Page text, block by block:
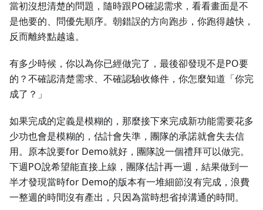
當初沒想清楚的問題，隨時跟PO確認需求，看看畫面是不
是他要的、問優先順序。朝錯誤的方向跑步，你跑得越快，
反而離終點越遠。
有多少時候，你以為你已經做完了，最後卻發現不是PO要
的？不確認清楚需求、不確認驗收條件，你怎麼知道「你完
成了？」
如果完成的定義是模糊的，那麼接下來完成新功能需要花多
少功也會是模糊的，估計會失準，團隊的承諾就會失去信
用。原本說要for Demo就好，團隊說一個禮拜可以做完。
下週PO說希望能直接上線，團隊估計再一週，結果做到一
半才發現當時for Demo的版本有一堆細節沒有完成，浪費
一整週的時間沒有產出，只因為當時想省掉溝通的時間。